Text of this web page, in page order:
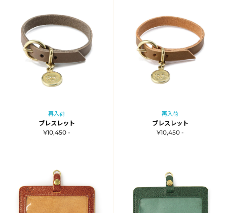
再入荷
ブレスレット
¥10,450 -
再入荷
ブレスレット
¥10,450 -